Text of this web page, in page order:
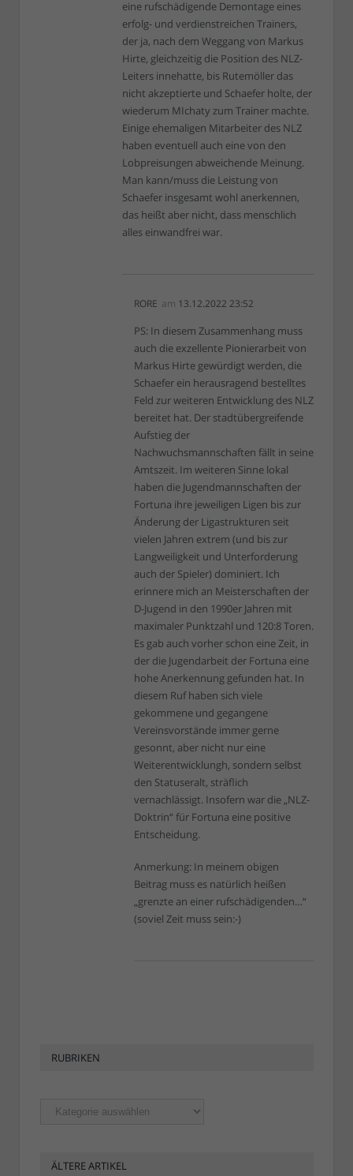
eine rufschädigende Demontage eines
erfolg- und verdienstreichen Trainers,
der ja, nach dem Weggang von Markus
Hirte, gleichzeitig die Position des NLZ-
Leiters innehatte, bis Rutemöller das
nicht akzeptierte und Schaefer holte, der
wiederum MIchaty zum Trainer machte.
Einige ehemaligen Mitarbeiter des NLZ
haben eventuell auch eine von den
Lobpreisungen abweichende Meinung.
Man kann/muss die Leistung von
Schaefer insgesamt wohl anerkennen,
das heißt aber nicht, dass menschlich
alles einwandfrei war.
RORE am 13.12.2022 23:52
PS: In diesem Zusammenhang muss
auch die exzellente Pionierarbeit von
Markus Hirte gewürdigt werden, die
Schaefer ein herausragend bestelltes
Feld zur weiteren Entwicklung des NLZ
bereitet hat. Der stadtübergreifende
Aufstieg der
Nachwuchsmannschaften fällt in seine
Amtszeit. Im weiteren Sinne lokal
haben die Jugendmannschaften der
Fortuna ihre jeweiligen Ligen bis zur
Änderung der Ligastrukturen seit
vielen Jahren extrem (und bis zur
Langweiligkeit und Unterforderung
auch der Spieler) dominiert. Ich
erinnere mich an Meisterschaften der
D-Jugend in den 1990er Jahren mit
maximaler Punktzahl und 120:8 Toren.
Es gab auch vorher schon eine Zeit, in
der die Jugendarbeit der Fortuna eine
hohe Anerkennung gefunden hat. In
diesem Ruf haben sich viele
gekommene und gegangene
Vereinsvorstände immer gerne
gesonnt, aber nicht nur eine
Weiterentwicklungh, sondern selbst
den Statuseralt, sträflich
vernachlässigt. Insofern war die „NLZ-
Doktrin“ für Fortuna eine positive
Entscheidung.
Anmerkung: In meinem obigen
Beitrag muss es natürlich heißen
„grenzte an einer rufschädigenden…“
(soviel Zeit muss sein:-)
RUBRIKEN
Rubriken
ÄLTERE ARTIKEL